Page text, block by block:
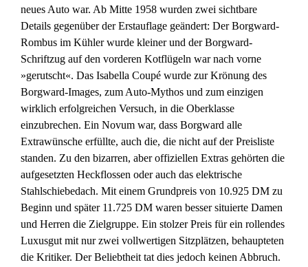
neues Auto war. Ab Mitte 1958 wurden zwei sichtbare
Details gegenüber der Erstauflage geändert: Der Borgward-
Rombus im Kühler wurde kleiner und der Borgward-
Schriftzug auf den vorderen Kotflügeln war nach vorne
»gerutscht«. Das Isabella Coupé wurde zur Krönung des
Borgward-Images, zum Auto-Mythos und zum einzigen
wirklich erfolgreichen Versuch, in die Oberklasse
einzubrechen. Ein Novum war, dass Borgward alle
Extrawünsche erfüllte, auch die, die nicht auf der Preisliste
standen. Zu den bizarren, aber offiziellen Extras gehörten die
aufgesetzten Heckflossen oder auch das elektrische
Stahlschiebedach. Mit einem Grundpreis von 10.925 DM zu
Beginn und später 11.725 DM waren besser situierte Damen
und Herren die Zielgruppe. Ein stolzer Preis für ein rollendes
Luxusgut mit nur zwei vollwertigen Sitzplätzen, behaupteten
die Kritiker. Der Beliebtheit tat dies jedoch keinen Abbruch.